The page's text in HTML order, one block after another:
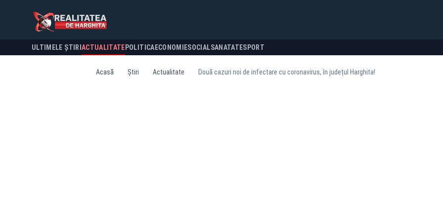
ULTIMELE ȘTIRI ACTUALITATE POLITICA ECONOMIESOCIALSANATATESPORT
Acasă Știri Actualitate Două cazuri noi de infectare cu coronavirus, în județul Harghita!